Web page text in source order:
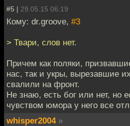
#5 | 29.05.15 06:19
Кому: dr.groove, #3
> Твари, слов нет.
Причем как поляки,
нас, так и укры, вырезавшие
свалили на фронт.
Не знаю, есть бог или нет, но
чувством юмора у него все
whisper2004 »